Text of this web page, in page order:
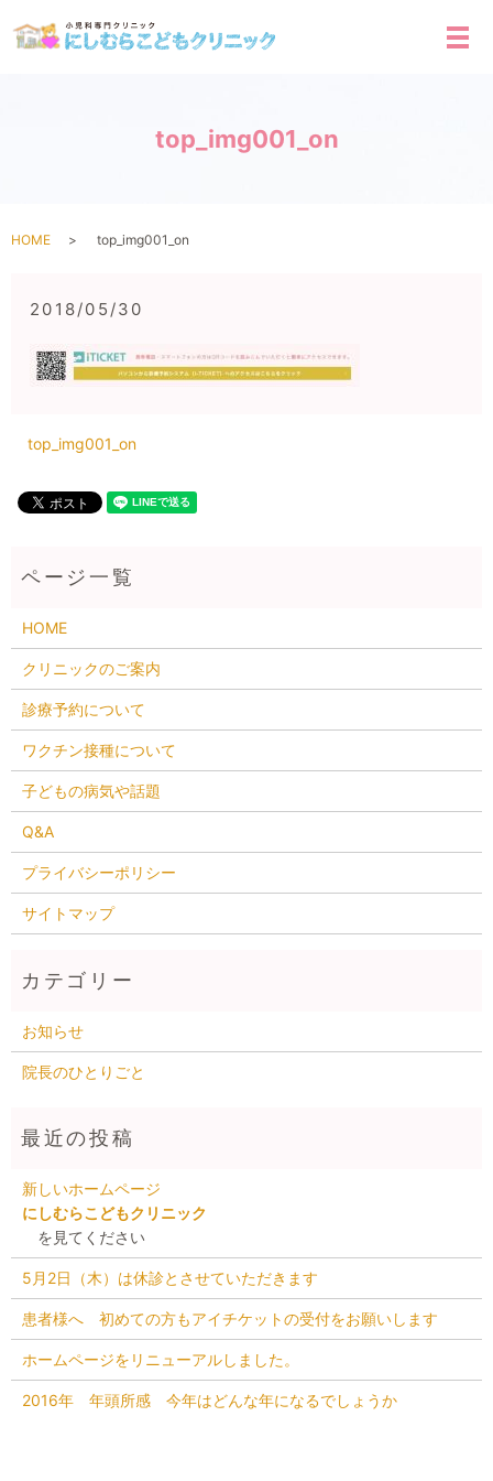
メ
top_img001_on
HOME top_img001_on
2018/05/30
top_img001_on
HOME
クリニックのご案内
診療予約について
ワクチン接種について
子どもの病気や話題
Q&A
プライバシーポリシー
サイトマップ
お知らせ
院長のひとりごと
新しいホームページ
にしむらこどもクリニック
を見てください
5月2日（木）は休診とさせていただきます
患者様へ 初めての方もアイチケットの受付をお願いします
ホームページをリニューアルしました。
2016年 年頭所感 今年はどんな年になるでしょうか